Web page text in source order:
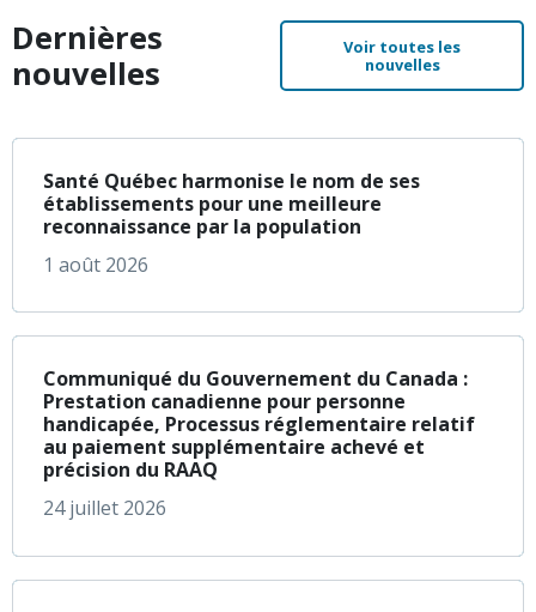
Dernières
nouvelles
Voir toutes les
nouvelles
Santé Québec harmonise le nom de ses
établissements pour une meilleure
reconnaissance par la population
1 août 2026
En savoir plusà propos de Santé
Communiqué du Gouvernement du Canada :
Prestation canadienne pour personne
handicapée, Processus réglementaire relatif
au paiement supplémentaire achevé et
précision du RAAQ
24 juillet 2026
à propos de
En savoir plusà propos de